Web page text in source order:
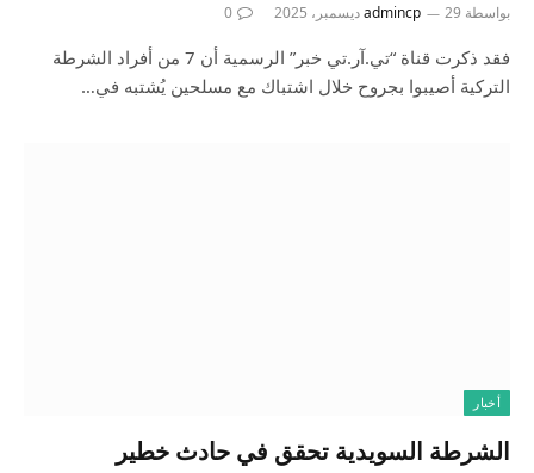
بواسطة admincp 29 ديسمبر، 2025 0
فقد ذكرت قناة “تي.آر.تي خبر” الرسمية أن 7 من أفراد الشرطة
التركية أصيبوا بجروح خلال اشتباك مع مسلحين يُشتبه في…
أخبار
الشرطة السويدية تحقق في حادث خطير